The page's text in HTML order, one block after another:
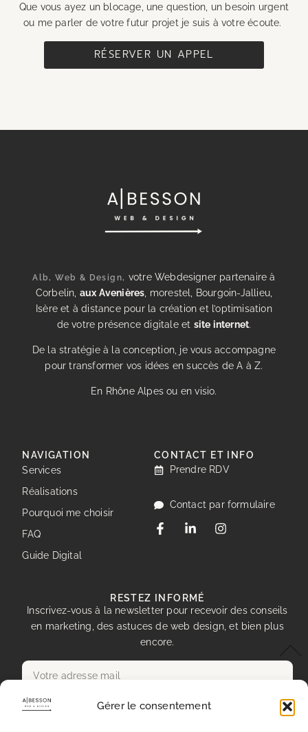
Gérer le consentement
Que vous ayez un blocage, une question, un besoin urgent
ou me parler de votre futur projet je suis à votre écoute.
RÉSERVER UN APPEL
Alb, Web & Design, votre Webdesigner partenaire à
Corbelin, aux Avenières , morestel, Bourgoin-Jallieu,
Isère et à distance pour la création et l’optimisation
de votre présence digitale et site internet.
De la stratégie à la conception, je vous accompagne
pour transformer vos idées en succès de A à Z.
En Rhône Alpes ou en visio.
NAVIGATION
Services
Réalisations
Pourquoi me choisir
FAQ
Guide Digital
CONTACT ET INFO
Prendre RDV
Contact par formulaire
RESTEZ INFORMÉ
Inscrivez-vous à la newsletter pour recevoir des conseils
en marketing, des astuces de web design, et bien plus
encore.